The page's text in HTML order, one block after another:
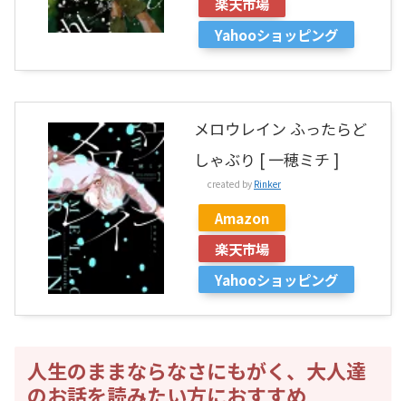
Yahooショッピング
メロウレイン ふったらど
しゃぶり [ 一穂ミチ ]
created by Rinker
Amazon
楽天市場
Yahooショッピング
人生のままならなさにもがく、大人達
のお話を読みたい方におすすめ